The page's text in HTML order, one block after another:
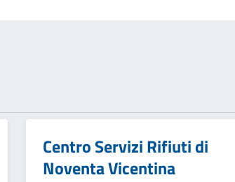
Centro Servizi Rifiuti di
Noventa Vicentina